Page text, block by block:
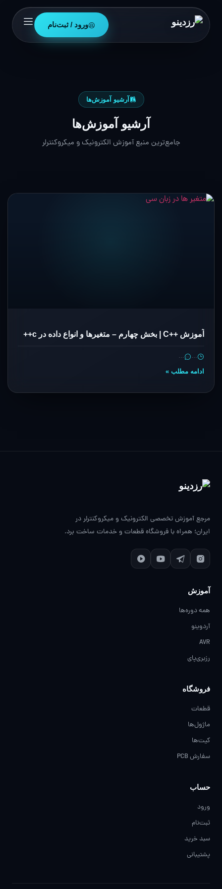
ورود / ثبت‌نام
آرشیو آموزش‌ها
آرشیو آموزش‌ها
جامع‌ترین منبع آموزش الکترونیک و میکروکنترلر
آموزش ++C | بخش چهارم – متغیرها و انواع داده در c++
…
…
ادامه مطلب »
مرجع آموزش تخصصی الکترونیک و میکروکنترلر در
ایران؛ همراه با فروشگاه قطعات و خدمات ساخت برد.
آموزش
همه دوره‌ها
آردوینو
AVR
رزبری‌پای
فروشگاه
قطعات
ماژول‌ها
کیت‌ها
سفارش PCB
حساب
ورود
ثبت‌نام
سبد خرید
پشتیبانی